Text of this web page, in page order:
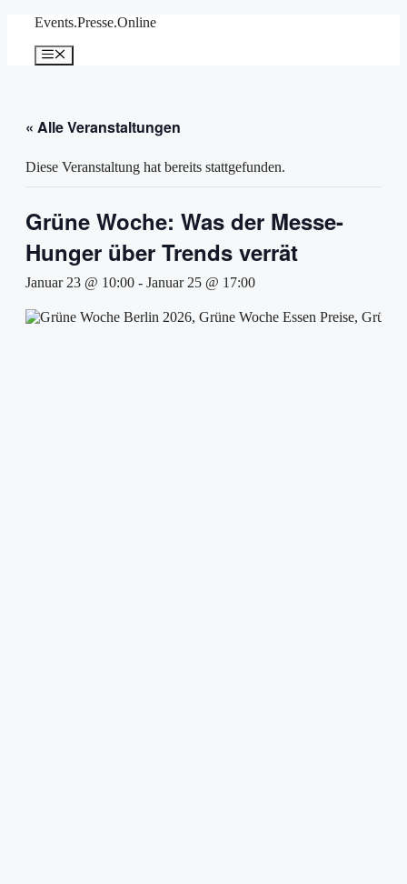
springen
Events.Presse.Online
Menü
« Alle Veranstaltungen
Diese Veranstaltung hat bereits stattgefunden.
Grüne Woche: Was der Messe-
Hunger über Trends verrät
Januar 23 @ 10:00 - Januar 25 @ 17:00